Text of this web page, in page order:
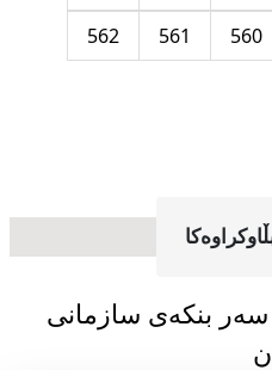
560
561
562
سەر بنکەی سازمانی